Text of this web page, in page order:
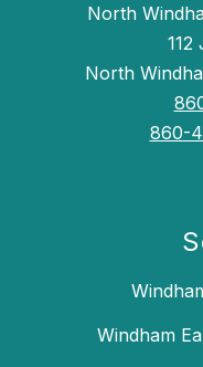
North
112
North
860-
Windham